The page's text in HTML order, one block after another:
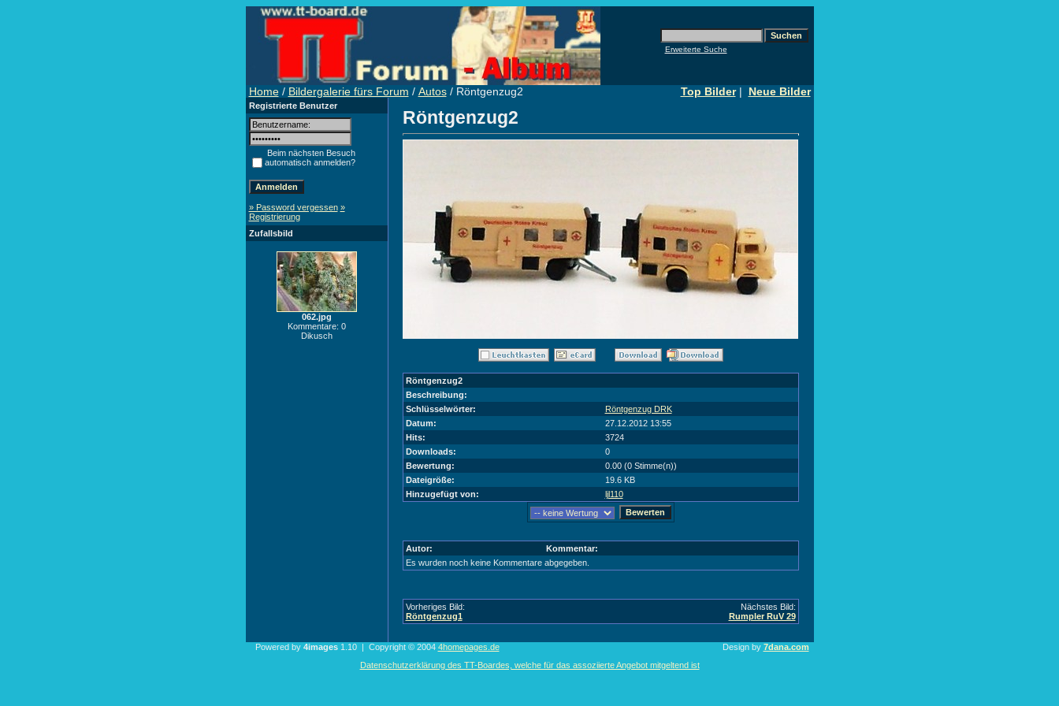
Erweiterte Suche
Home/ Bildergalerie fürs Forum / Autos/ Röntgenzug2 Top Bilder| Neue Bilder
Registrierte Benutzer
Beim nächsten Besuch
automatisch anmelden?
» Password vergessen »
Registrierung
Zufallsbild
062.jpg
Kommentare: 0
Dikusch
Röntgenzug2
Röntgenzug2
Beschreibung:
Schlüsselwörter:
Röntgenzug DRK
Datum:
27.12.2012 13:55
Hits:
3724
Downloads:
0
Bewertung:
0.00 (0 Stimme(n))
Dateigröße:
19.6 KB
Hinzugefügt von:
ljl110
Autor:
Kommentar:
Es wurden noch keine Kommentare abgegeben.
Vorheriges Bild:
Röntgenzug1
Nächstes Bild:
Rumpler RuV 29
Powered by 4images1.10 | Copyright © 2004 4homepages.de Design by 7dana.com
Datenschutzerklärung des TT-Boardes, welche für das assoziierte Angebot mitgeltend ist